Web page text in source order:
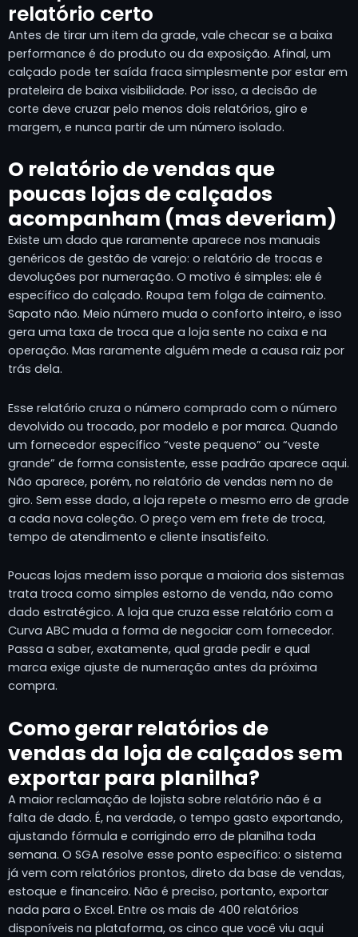
relatório certo
Antes de tirar um item da grade, vale checar se a baixa
performance é do produto ou da exposição. Afinal, um
calçado pode ter saída fraca simplesmente por estar em
prateleira de baixa visibilidade. Por isso, a decisão de
corte deve cruzar pelo menos dois relatórios, giro e
margem, e nunca partir de um número isolado.
O relatório de vendas que
poucas lojas de calçados
acompanham (mas deveriam)
Existe um dado que raramente aparece nos manuais
genéricos de gestão de varejo: o relatório de trocas e
devoluções por numeração. O motivo é simples: ele é
específico do calçado. Roupa tem folga de caimento.
Sapato não. Meio número muda o conforto inteiro, e isso
gera uma taxa de troca que a loja sente no caixa e na
operação. Mas raramente alguém mede a causa raiz por
trás dela.
Esse relatório cruza o número comprado com o número
devolvido ou trocado, por modelo e por marca. Quando
um fornecedor específico “veste pequeno” ou “veste
grande” de forma consistente, esse padrão aparece aqui.
Não aparece, porém, no relatório de vendas nem no de
giro. Sem esse dado, a loja repete o mesmo erro de grade
a cada nova coleção. O preço vem em frete de troca,
tempo de atendimento e cliente insatisfeito.
Poucas lojas medem isso porque a maioria dos sistemas
trata troca como simples estorno de venda, não como
dado estratégico. A loja que cruza esse relatório com a
Curva ABC muda a forma de negociar com fornecedor.
Passa a saber, exatamente, qual grade pedir e qual
marca exige ajuste de numeração antes da próxima
compra.
Como gerar relatórios de
vendas da loja de calçados sem
exportar para planilha?
A maior reclamação de lojista sobre relatório não é a
falta de dado. É, na verdade, o tempo gasto exportando,
ajustando fórmula e corrigindo erro de planilha toda
semana. O SGA resolve esse ponto específico: o sistema
já vem com relatórios prontos, direto da base de vendas,
estoque e financeiro. Não é preciso, portanto, exportar
nada para o Excel. Entre os mais de 400 relatórios
disponíveis na plataforma, os cinco que você viu aqui